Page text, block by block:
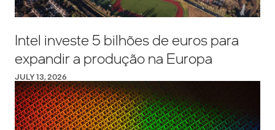
Intel investe 5 bilhões de euros para
expandir a produção na Europa
JULY 13, 2026